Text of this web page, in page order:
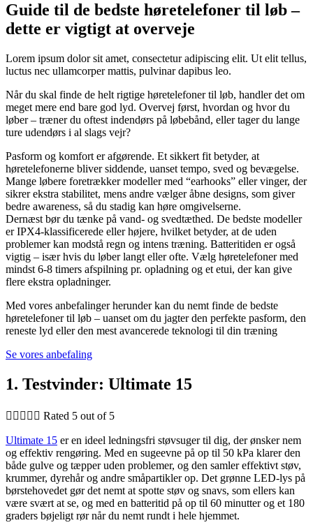
Guide til de bedste høretelefoner til løb –
dette er vigtigt at overveje
Lorem ipsum dolor sit amet, consectetur adipiscing elit. Ut elit tellus,
luctus nec ullamcorper mattis, pulvinar dapibus leo.
Når du skal finde de helt rigtige høretelefoner til løb, handler det om
meget mere end bare god lyd. Overvej først, hvordan og hvor du
løber – træner du oftest indendørs på løbebånd, eller tager du lange
ture udendørs i al slags vejr?
Pasform og komfort er afgørende. Et sikkert fit betyder, at
høretelefonerne bliver siddende, uanset tempo, sved og bevægelse.
Mange løbere foretrækker modeller med “earhooks” eller vinger, der
sikrer ekstra stabilitet, mens andre vælger åbne designs, som giver
bedre awareness, så du stadig kan høre omgivelserne.
Dernæst bør du tænke på vand- og svedtæthed. De bedste modeller
er IPX4-klassificerede eller højere, hvilket betyder, at de uden
problemer kan modstå regn og intens træning. Batteritiden er også
vigtig – især hvis du løber langt eller ofte. Vælg høretelefoner med
mindst 6-8 timers afspilning pr. opladning og et etui, der kan give
flere ekstra opladninger.
Med vores anbefalinger herunder kan du nemt finde de bedste
høretelefoner til løb – uanset om du jagter den perfekte pasform, den
reneste lyd eller den mest avancerede teknologi til din træning
Se vores anbefaling
1. Testvinder: Ultimate 15
     Rated 5 out of 5
Ultimate 15 er en ideel ledningsfri støvsuger til dig, der ønsker nem
og effektiv rengøring. Med en sugeevne på op til 50 kPa klarer den
både gulve og tæpper uden problemer, og den samler effektivt støv,
krummer, dyrehår og andre småpartikler op. Det grønne LED-lys på
børstehovedet gør det nemt at spotte støv og snavs, som ellers kan
være svært at se, og med en batteritid på op til 60 minutter og et 180
graders bøjeligt rør når du nemt rundt i hele hjemmet.